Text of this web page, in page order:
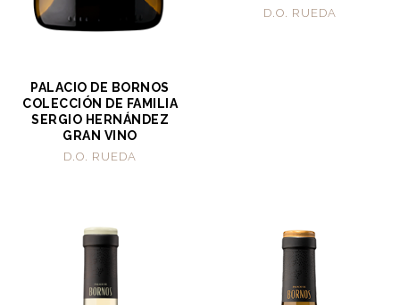
PALACIO DE BORNOS
COLECCIÓN DE FAMILIA
SERGIO HERNÁNDEZ
GRAN VINO
D.O. RUEDA
D.O. RUEDA